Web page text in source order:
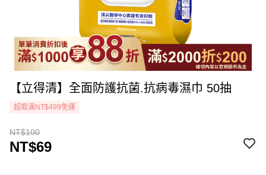
【立得清】全面防護抗菌.抗病毒濕巾 50抽
超取滿NT$499免運
NT$100
NT$69